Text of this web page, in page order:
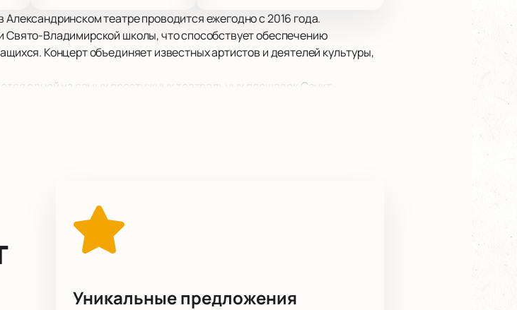
театре проводится ежегодно с 2016 года.
Владимирской школы, что способствует обеспечению
Концерт объединяет известных артистов и деятелей культуры,
одной из самых престижных театральных площадок Санкт-
что делает его идеальным местом для проведения такого значимого
Уникальные предложения